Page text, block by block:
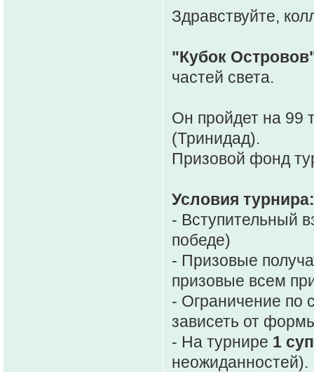
Здравствуйте,
"Кубок
частей света.
Он пройдет на 99
(Тринидад).
Призовой фонд
Условия турнира:
- Вступительный
победе)
- Призовые
призовые всем
- Ограничение по
зависеть от
- На турнире 1
неожиданностей).